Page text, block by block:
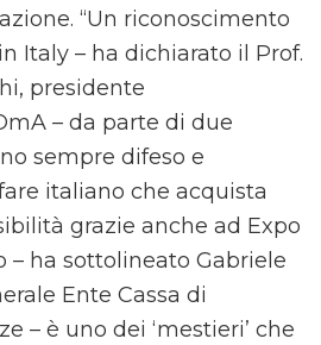
“Un riconoscimento
Italy – ha dichiarato il Prof.
presidente
– da parte di due
sempre difeso e
italiano che acquista
grazie anche ad Expo
– ha sottolineato Gabriele
Ente Cassa di
– è uno dei ‘mestieri’ che